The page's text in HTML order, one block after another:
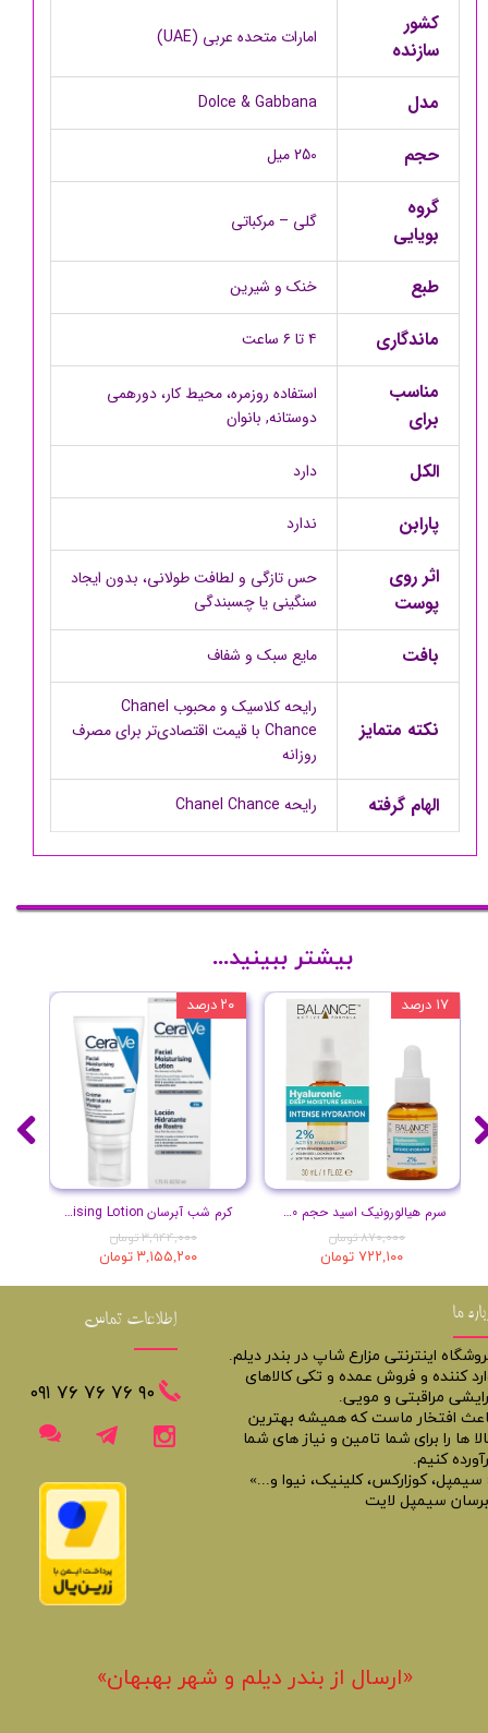
کشور
سازنده
امارات متحده عربی (UAE)
مدل Dolce & Gabbana
حجم 250 میل
گروه
بویایی
گلی – مرکباتی
طبع خنک و شیرین
ماندگاری ۴ تا ۶ ساعت
مناسب
برای
استفاده روزمره، محیط کار، دورهمی
دوستانه, بانوان
الکل دارد
پارابن ندارد
اثر روی
پوست
حس تازگی و لطافت طولانی، بدون ایجاد
سنگینی یا چسبندگی
بافت مایع سبک و شفاف
نکته متمایز
رایحه کلاسیک و محبوب Chanel
Chance با قیمت اقتصادی‌تر برای مصرف
روزانه
الهام گرفته رایحه Chanel Chance
کرم شب آبرسان Facial Moisturising Lotion
۳,۹۴۴,۰۰۰ تومان
۳,۱۵۵,۲۰۰ تومان
۲۰ درصد
سرم هیالورونیک اسید حجم 30 میلی لیتر
۸۷۰,۰۰۰ تومان
۷۲۲,۱۰۰ تومان
۱۷ درصد
بیشتر ببینید...
ما
اینترنتی مزارع شاپ در بندر دیلم.
کننده و فروش عمده و تکی کالاهای
مراقبتی و مویی.
افتخار ماست که همیشه بهترین
ها را برای شما تامین و نیاز های شما
کنیم.
سیمپل، کوزارکس، کلینیک، نیوا و...»
سیمپل لایت
اطلاعات تماس
​​٩٠ ٧۶ ٧۶ ٧۶ ٠٩١
«​ارسال از بندر دیلم و شهر بهبهان»